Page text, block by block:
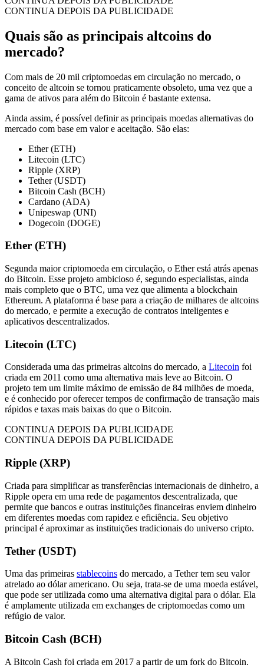
CONTINUA DEPOIS DA PUBLICIDADE
Quais são as principais altcoins do
mercado?
Com mais de 20 mil criptomoedas em circulação no mercado, o
conceito de altcoin se tornou praticamente obsoleto, uma vez que a
gama de ativos para além do Bitcoin é bastante extensa.
Ainda assim, é possível definir as principais moedas alternativas do
mercado com base em valor e aceitação. São elas:
Ether (ETH)
Litecoin (LTC)
Ripple (XRP)
Tether (USDT)
Bitcoin Cash (BCH)
Cardano (ADA)
Unipeswap (UNI)
Dogecoin (DOGE)
Ether (ETH)
Segunda maior criptomoeda em circulação, o Ether está atrás apenas
do Bitcoin. Esse projeto ambicioso é, segundo especialistas, ainda
mais completo que o BTC, uma vez que alimenta a blockchain
Ethereum. A plataforma é base para a criação de milhares de altcoins
do mercado, e permite a execução de contratos inteligentes e
aplicativos descentralizados.
Litecoin (LTC)
Considerada uma das primeiras altcoins do mercado, a Litecoin foi
criada em 2011 como uma alternativa mais leve ao Bitcoin. O
projeto tem um limite máximo de emissão de 84 milhões de moeda,
e é conhecido por oferecer tempos de confirmação de transação mais
rápidos e taxas mais baixas do que o Bitcoin.
CONTINUA DEPOIS DA PUBLICIDADE
CONTINUA DEPOIS DA PUBLICIDADE
Ripple (XRP)
Criada para simplificar as transferências internacionais de dinheiro, a
Ripple opera em uma rede de pagamentos descentralizada, que
permite que bancos e outras instituições financeiras enviem dinheiro
em diferentes moedas com rapidez e eficiência. Seu objetivo
principal é aproximar as instituições tradicionais do universo cripto.
Tether (USDT)
Uma das primeiras stablecoins do mercado, a Tether tem seu valor
atrelado ao dólar americano. Ou seja, trata-se de uma moeda estável,
que pode ser utilizada como uma alternativa digital para o dólar. Ela
é amplamente utilizada em exchanges de criptomoedas como um
refúgio de valor.
Bitcoin Cash (BCH)
A Bitcoin Cash foi criada em 2017 a partir de um fork do Bitcoin.